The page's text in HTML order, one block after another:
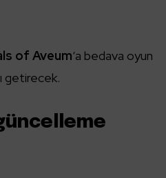
of Aveum‘a bedava oyun
getirecek.